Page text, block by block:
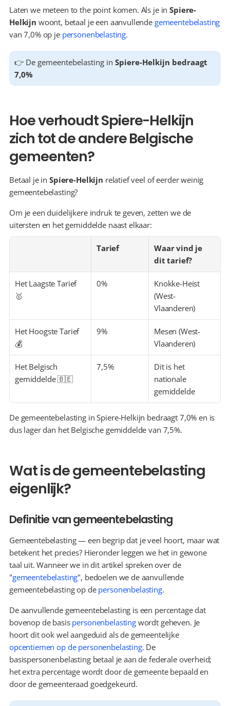
Laten we meteen to the point komen. Als je in Spiere-
Helkijn woont, betaal je een aanvullende gemeentebelasting
van 7,0% op je personenbelasting.
👉 De gemeentebelasting in Spiere-Helkijn bedraagt
7,0%
Hoe verhoudt Spiere-Helkijn
zich tot de andere Belgische
gemeenten?
Betaal je in Spiere-Helkijn relatief veel of eerder weinig
gemeentebelasting?
Om je een duidelijkere indruk te geven, zetten we de
uitersten en het gemiddelde naast elkaar:
Tarief
Waar vind je
dit tarief?
Het Laagste Tarief
🥇
0%
Knokke-Heist
(West-
Vlaanderen)
Het Hoogste Tarief
💰
9%
Mesen (West-
Vlaanderen)
Het Belgisch
gemiddelde 🇧🇪
7,5%
Dit is het
nationale
gemiddelde
De gemeentebelasting in Spiere-Helkijn bedraagt 7,0% en is
dus lager dan het Belgische gemiddelde van 7,5%.
Wat is de gemeentebelasting
eigenlijk?
Definitie van gemeentebelasting
Gemeentebelasting — een begrip dat je veel hoort, maar wat
betekent het precies? Hieronder leggen we het in gewone
taal uit. Wanneer we in dit artikel spreken over de
"gemeentebelasting", bedoelen we de aanvullende
gemeentebelasting op de personenbelasting.
De aanvullende gemeentebelasting is een percentage dat
bovenop de basis personenbelasting wordt geheven. Je
hoort dit ook wel aangeduid als de gemeentelijke
opcentiemen op de personenbelasting. De
basispersonenbelasting betaal je aan de federale overheid;
het extra percentage wordt door de gemeente bepaald en
door de gemeenteraad goedgekeurd.